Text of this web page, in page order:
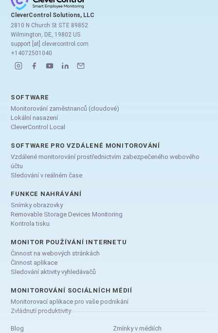
CleverControl Solutions, LLC
2810 N Church St STE 89852
Wilmington, DE, 19802 US
support [at] clevercontrol.com
+14072501040
SOFTWARE
Monitorování zaměstnanců (cloudové)
Lokální nasazení
CleverControl Local
SOFTWARE PRO VZDÁLENÉ MONITOROVÁNÍ
Vzdálené monitorování prostřednictvím zabezpečeného webového
účtu
Sledování v reálném čase
FUNKCE NAHRÁVÁNÍ
Snímky obrazovky
Removable Storage Devices Monitoring
Kontrola tisku
MONITOR POUŽÍVÁNÍ INTERNETU
Činnost na webových stránkách
Činnost aplikace
Sledování aktivity vyhledávačů
MONITOROVÁNÍ SOCIÁLNÍCH MÉDIÍ
Monitorovací aplikace pro vaše podnikání
Zvládnutí produktivity
Blog
Zmínky v médiích